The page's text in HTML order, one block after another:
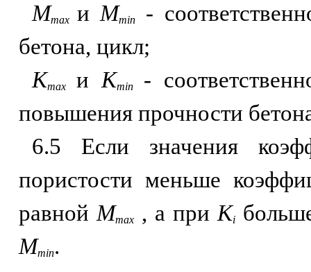
Мmax и Мmin
-
бетона, цикл;
Кmax и Kmin
-
повышения прочности
6.5 Если значения
пористости меньше
равной Мmax , а при Кi
Мmin.